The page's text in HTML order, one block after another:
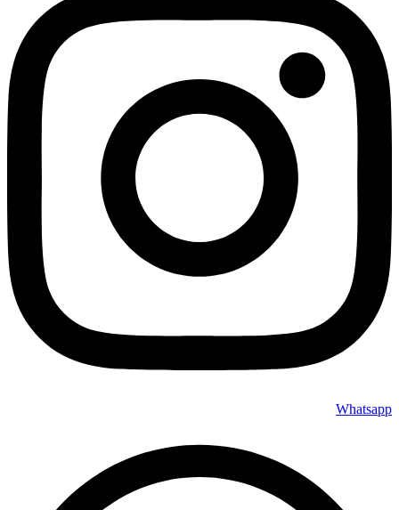
Whatsapp